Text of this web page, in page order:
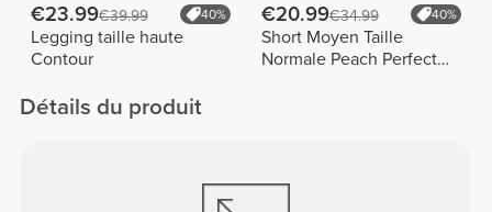
€23.99€39.99 40%
Legging taille haute
Contour
€20.99€34.99 40%
Short Moyen Taille
Normale Peach Perfect
Détails du produit